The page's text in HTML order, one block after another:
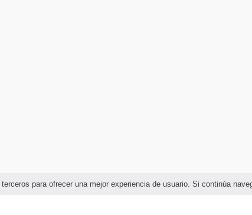
para ofrecer una mejor experiencia de usuario. Si continúa